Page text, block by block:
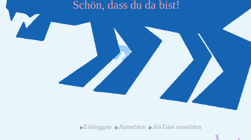
Schön, dass du da bist!
▸ Einloggen ▸Anmelden ▸Als Gast anmelden